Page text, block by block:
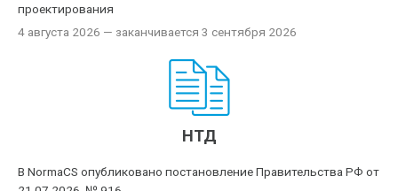
проектирования
4 августа 2026 — заканчивается 3 сентября 2026
НТД
В NormaCS опубликовано постановление Правительства РФ от